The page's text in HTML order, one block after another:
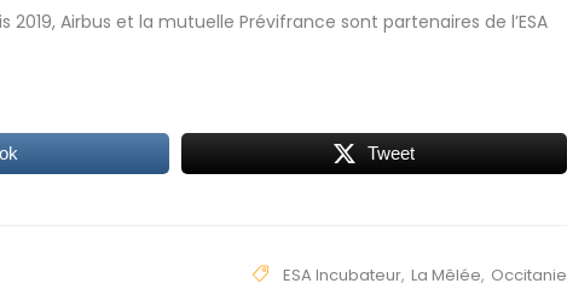
2019, Airbus et la mutuelle Prévifrance sont partenaires de l’ESA
Tweet
ESA Incubateur, La Mêlée, Occitanie